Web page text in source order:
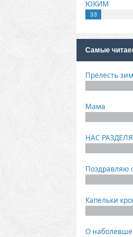
ЮКИМ
33
Самые
Прелесть
Мама
НАС
Капельки
О